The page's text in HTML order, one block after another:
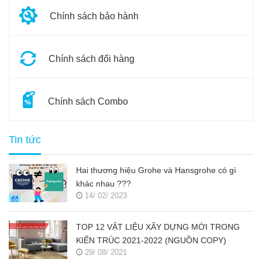
Chính sách bảo hành
Chính sách đổi hàng
Chính sách Combo
Tin tức
Hai thương hiệu Grohe và Hansgrohe có gì
khác nhau ???
14/ 02/ 2023
TOP 12 VẬT LIỆU XÂY DỰNG MỚI TRONG
KIẾN TRÚC 2021-2022 (NGUỒN COPY)
29/ 08/ 2021